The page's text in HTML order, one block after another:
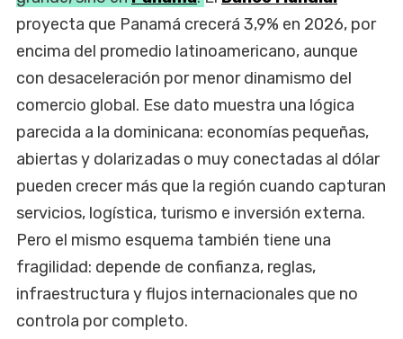
proyecta que Panamá crecerá 3,9% en 2026, por
encima del promedio latinoamericano, aunque
con desaceleración por menor dinamismo del
comercio global. Ese dato muestra una lógica
parecida a la dominicana: economías pequeñas,
abiertas y dolarizadas o muy conectadas al dólar
pueden crecer más que la región cuando capturan
servicios, logística, turismo e inversión externa.
Pero el mismo esquema también tiene una
fragilidad: depende de confianza, reglas,
infraestructura y flujos internacionales que no
controla por completo.